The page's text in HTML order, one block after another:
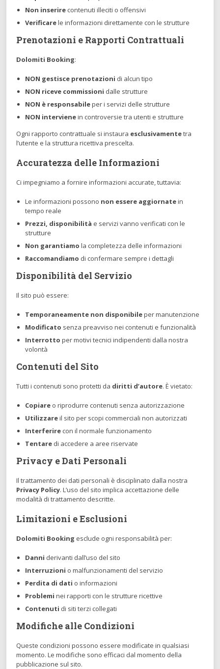
Non inserire contenuti illeciti o offensivi
Verificarele informazioni direttamente con le strutture
Prenotazioni e Rapporti Contrattuali
Dolomiti Booking:
NON gestisce prenotazioni di alcun tipo
NON riceve commissioni dalle strutture
NON è responsabileper i servizi delle strutture
NON intervienein controversie tra utenti e strutture
Ogni rapporto contrattuale si instaura esclusivamentetra
l’utente e la struttura ricettiva prescelta.
Accuratezza delle Informazioni
Ci impegniamo a fornire informazioni accurate, tuttavia:
Le informazioni possono non essere aggiornatein
tempo reale
Prezzi, disponibilità e servizi vanno verificati con le
strutture
Non garantiamo la completezza delle informazioni
Raccomandiamo di confermare sempre i dettagli
Disponibilità del Servizio
Il sito può essere:
Temporaneamente non disponibileper manutenzione
Modificato senza preavviso nei contenuti e funzionalità
Interrotto per motivi tecnici indipendenti dalla nostra
volontà
Contenuti del Sito
Tutti i contenuti sono protetti da diritti d’autore. È vietato:
Copiare o riprodurre contenuti senza autorizzazione
Utilizzareil sito per scopi commerciali non autorizzati
Interferire con il normale funzionamento
Tentare di accedere a aree riservate
Privacy e Dati Personali
Il trattamento dei dati personali è disciplinato dalla nostra
Privacy Policy. L’uso del sito implica accettazione delle
modalità di trattamento descritte.
Limitazioni e Esclusioni
Dolomiti Booking esclude ogni responsabilità per:
Danni derivanti dall’uso del sito
Interruzioni o malfunzionamenti del servizio
Perdita di dati o informazioni
Problemi nei rapporti con le strutture ricettive
Contenuti di siti terzi collegati
Modifiche alle Condizioni
Queste condizioni possono essere modificate in qualsiasi
momento. Le modifiche sono efficaci dal momento della
pubblicazione sul sito.